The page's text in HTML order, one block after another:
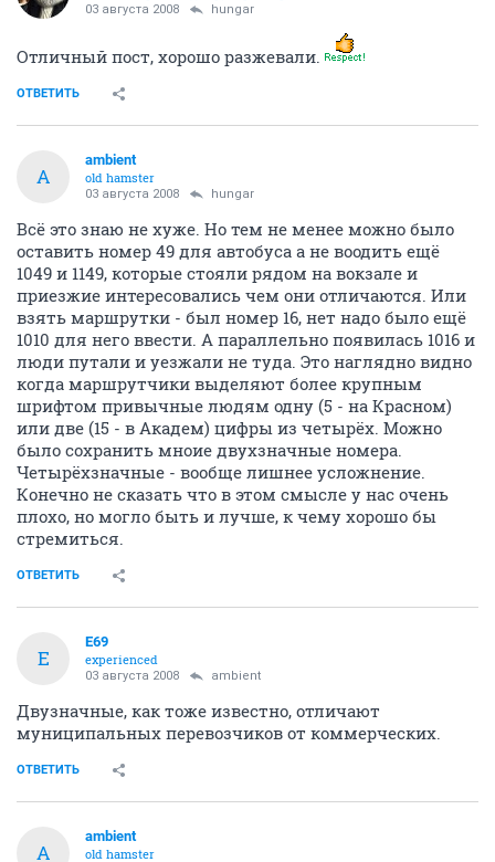
03 августа 2008 hungar
Отличный пост, хорошо разжевали.
ОТВЕТИТЬ
A
ambient
old hamster
03 августа 2008 hungar
Всё это знаю не хуже. Но тем не менее можно было
оставить номер 49 для автобуса а не воодить ещё
1049 и 1149, которые стояли рядом на вокзале и
приезжие интересовались чем они отличаются. Или
взять маршрутки - был номер 16, нет надо было ещё
1010 для него ввести. А параллельно появилась 1016 и
люди путали и уезжали не туда. Это наглядно видно
когда маршрутчики выделяют более крупным
шрифтом привычные людям одну (5 - на Красном)
или две (15 - в Академ) цифры из четырёх. Можно
было сохранить мноие двухзначные номера.
Четырёхзначные - вообще лишнее усложнение.
Конечно не сказать что в этом смысле у нас очень
плохо, но могло быть и лучше, к чему хорошо бы
стремиться.
ОТВЕТИТЬ
E
E69
experienced
03 августа 2008 ambient
Двузначные, как тоже известно, отличают
муниципальных перевозчиков от коммерческих.
ОТВЕТИТЬ
A
ambient
old hamster